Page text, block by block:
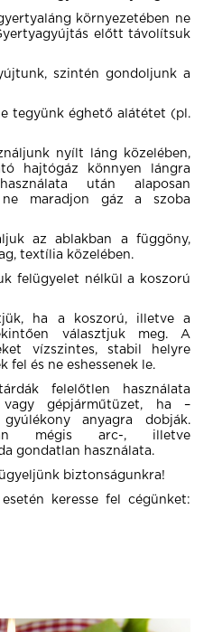
környezetében ne
előtt távolítsuk
szintén gondoljunk a
tegyünk éghető alátétet (pl.
nyílt láng közelében,
hajtógáz könnyen lángra
után alaposan
maradjon gáz a szoba
az ablakban a függöny,
textília közelében.
felügyelet nélkül a koszorú
ha a koszorú, illetve a
választjuk meg. A
vízszintes, stabil helyre
fel és ne eshessenek le.
felelőtlen használata
gépjárműtüzet, ha –
anyagra dobják.
mégis arc-, illetve
gondatlan használata.
biztonságunkra!
keresse fel cégünket: